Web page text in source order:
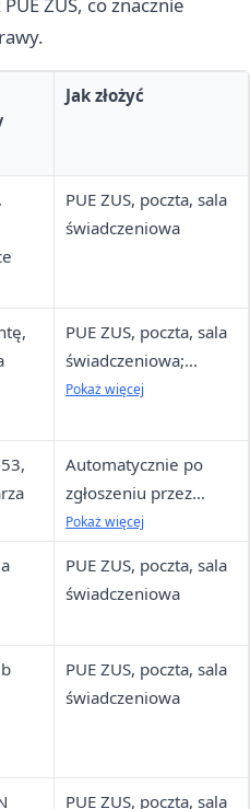
ZUS, co znacznie
Jak złożyć
PUE ZUS, poczta, sala
świadczeniowa
PUE ZUS, poczta, sala
świadczeniowa;
orzeczenie wydaje
Pokaż więcej
Automatycznie po
zgłoszeniu przez
pracodawcę; wniosek
zgłoszenia
Pokaż więcej
PUE ZUS, poczta, sala
świadczeniowa
PUE ZUS, poczta, sala
świadczeniowa
PUE ZUS, poczta, sala